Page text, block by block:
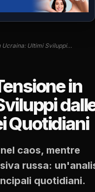
Ucraina: Ultimi Sviluppi…
in
Quotidiani
caos, mentre
russa:
quotidiani.